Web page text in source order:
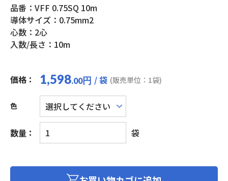
品番：VFF 0.75SQ 10m
導体サイズ：0.75mm2
心数：2心
入数/長さ：10m
価格： 1,598.00円 / 袋 (販売単位：1袋)
色
数量：
ビ
ニ
平
袋